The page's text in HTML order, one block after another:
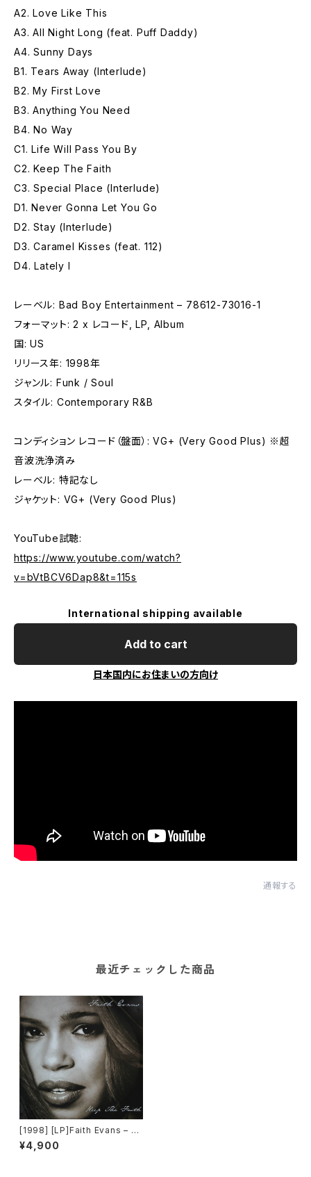
A2. Love Like This
A3. All Night Long (feat. Puff Daddy)
A4. Sunny Days
B1. Tears Away (Interlude)
B2. My First Love
B3. Anything You Need
B4. No Way
C1. Life Will Pass You By
C2. Keep The Faith
C3. Special Place (Interlude)
D1. Never Gonna Let You Go
D2. Stay (Interlude)
D3. Caramel Kisses (feat. 112)
D4. Lately I
レーベル: Bad Boy Entertainment – 78612-73016-1
フォーマット: 2 x レコード, LP, Album
国: US
リリース年: 1998年
ジャンル: Funk / Soul
スタイル: Contemporary R&B
コンディション レコード（盤面）: VG+ (Very Good Plus) ※超
音波洗浄済み
レーベル: 特記なし
ジャケット: VG+ (Very Good Plus)
YouTube試聴:
https://www.youtube.com/watch?
v=bVtBCV6Dap8&t=115s
International shipping available
Add to cart
日本国内にお住まいの方向け
通報する
最近チェックした商品
[1998] [LP]Faith Evans – K
eep The Faith [Bad Boy En
tertainment][2枚組]
¥4,900